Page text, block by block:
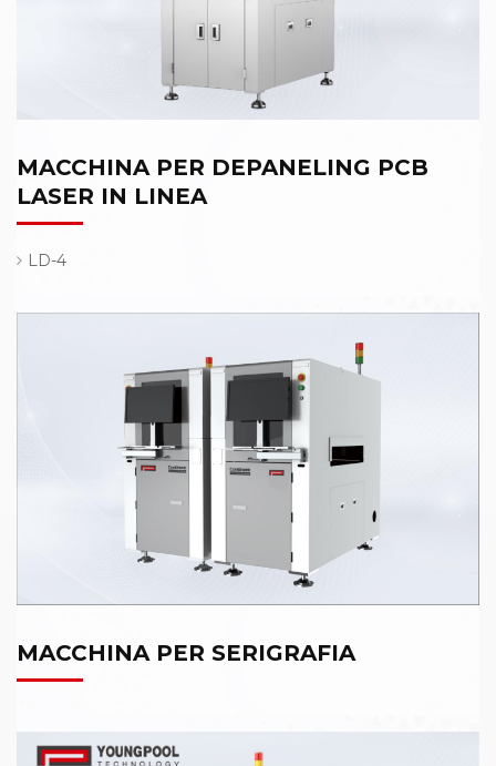
MACCHINA PER DEPANELING PCB
LASER IN LINEA
LD-4
MACCHINA PER SERIGRAFIA